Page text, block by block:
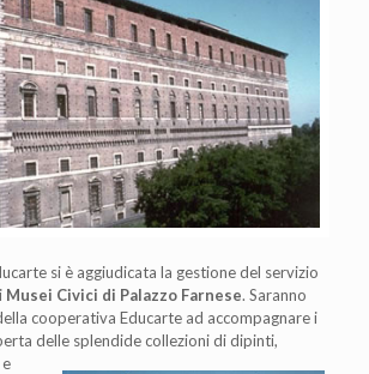
si è aggiudicata la gestione del servizio
Musei Civici di Palazzo Farnese. Saranno
cooperativa Educarte ad accompagnare i
delle splendide collezioni di dipinti,